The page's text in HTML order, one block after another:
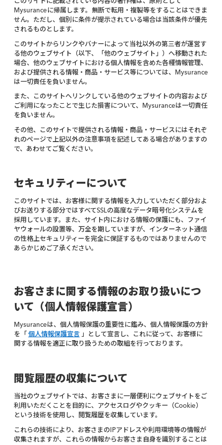
Mysuranceに帰属します。無断で転用・複製等をすることはできま
せん。ただし、個別に条件が提示されている場合は当該条件が優先
されるものとします。
このサイトからリンクやバナーによって当社以外の第三者が運営す
る他のウェブサイト（以下、「他のウェブサイト」）へ移動された
場合、他のウェブサイトにおける個人情報を含めた各種情報管理、
および提供される情報・商品・サービス等については、Mysurance
は一切責任を負いません。
また、このサイトへリンクしている他のウェブサイトの内容および
ご利用になったことで生じた損害について、Mysuranceは一切責任
を負いません。
その他、このサイトで提供される情報・商品・サービスにはそれぞ
れのページで上記以外の注意事項を記述してある場合がありますの
で、あわせてご覧ください。
セキュリティーについて
このサイトでは、お客様に関する情報を入力していただく部分およ
びお送りする部分ではすべてSSLの高度なデータ暗号化システムを
採用しています。また、サイト内における情報の保護にも、ファイ
ヤウォールの設置等、万全を期していますが、インターネット通信
の性格上セキュリティーを完全に保証するものではありませんので
あらかじめご了承ください。
お客さまに関する情報のお取り扱いにつ
いて（個人情報保護宣言）
Mysuranceは、個人情報保護の重要性に鑑み、個人情報保護の方針
を「 個人情報保護宣言 」として宣言し、これに従って、お客様に
関する情報を適正に取り扱うための取組を行っております。
閲覧履歴の収集について
当社のウェブサイトでは、お客さまに一層便利にウェブサイトをご
利用いただくことを目的に、アクセスログやクッキー（Cookie）
という技術を使用し、閲覧履歴を収集しています。
これらの技術により、お客さまのIPアドレスや利用環境等の情報が
収集されますが、これらの情報からお客さま自身を識別することは